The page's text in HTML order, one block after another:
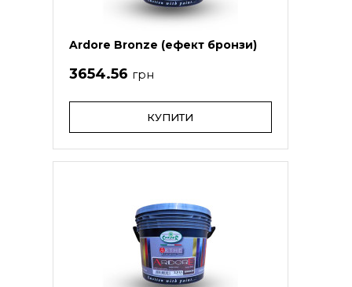
Ardore Bronze (ефект бронзи)
3654.56 грн
КУПИТИ